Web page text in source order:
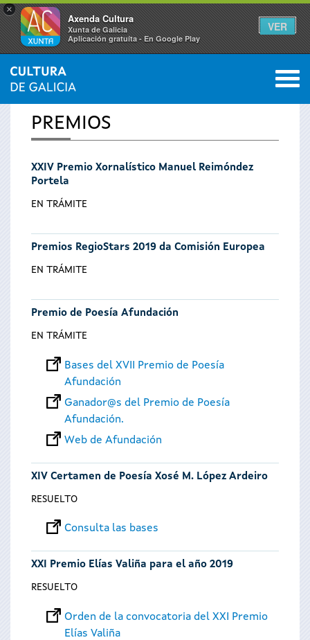
×
Axenda Cultura
Xunta de Galicia
Aplicación gratuíta - En Google Play
VER
Se
encuentra
usted
aquí
INICIO 0
PREMIOS
XXIV Premio Xornalístico Manuel Reimóndez
Portela
EN TRÁMITE
Premios RegioStars 2019 da Comisión Europea
EN TRÁMITE
Premio de Poesía Afundación
EN TRÁMITE
Bases del XVII Premio de Poesía
Afundación
Ganador@s del Premio de Poesía
Afundación.
Web de Afundación
XIV Certamen de Poesía Xosé M. López Ardeiro
RESUELTO
Consulta las bases
XXI Premio Elías Valiña para el año 2019
RESUELTO
Orden de la convocatoria del XXI Premio
Elías Valiña